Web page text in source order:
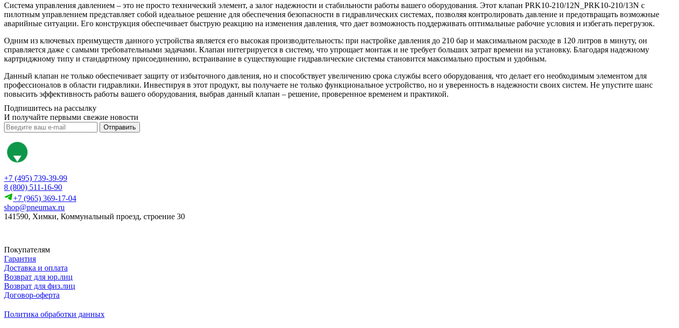
Система управления давлением – это не просто технический элемент, а залог надежности и стабильности работы вашего оборудования. Этот клапан PRK10-210/12N_PRK10-210/13N с
пилотным управлением представляет собой идеальное решение для обеспечения безопасности в гидравлических системах, позволяя контролировать давление и предотвращать возможные
аварийные ситуации. Его конструкция обеспечивает быструю реакцию на изменения давления, что дает возможность поддерживать оптимальные рабочие условия и избегать перегрузок.
Одним из ключевых преимуществ данного устройства является его высокая производительность: при настройке давления до 210 бар и максимальном расходе в 120 литров в минуту, он
справляется даже с самыми требовательными задачами. Клапан интегрируется в систему, что упрощает монтаж и не требует больших затрат времени на установку. Благодаря надежному
картриджному типу и стандартному присоединению, встраивание в существующие гидравлические системы становится максимально простым и удобным.
Данный клапан не только обеспечивает защиту от избыточного давления, но и способствует увеличению срока службы всего оборудования, что делает его необходимым элементом для
профессионалов в области гидравлики. Инвестируя в этот продукт, вы получаете не только функциональное устройство, но и уверенность в надежности своих систем. Не упустите шанс
повысить эффективность работы вашего оборудования, выбрав данный клапан – решение, проверенное временем и практикой.
Подпишитесь на рассылку
И получайте первыми свежие новости
Отправить
+7 (495) 739-39-99
8 (800) 511-16-90
+7 (965) 369-17-04
shop@pneumax.ru
141590, Химки, Коммунальный проезд, строение 30
Покупателям
Гарантия
Доставка и оплата
Возврат для юр.лиц
Возврат для физ.лиц
Договор-оферта
Политика обработки данных